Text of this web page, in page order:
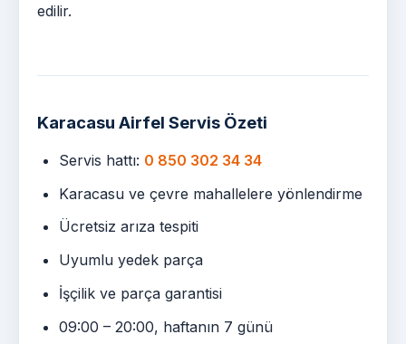
edilir.
Karacasu Airfel Servis Özeti
Servis hattı: 0 850 302 34 34
Karacasu ve çevre mahallelere yönlendirme
Ücretsiz arıza tespiti
Uyumlu yedek parça
İşçilik ve parça garantisi
09:00 – 20:00, haftanın 7 günü